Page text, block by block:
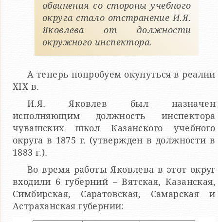
обвинения со стороны учебного
округа стало отстранение И.Я.
Яковлева от должности
окружного инспектора.
А теперь попробуем окунуться в реалии
XIX в.
И.Я. Яковлев был назначен
исполняющим должность инспектора
чувашских школ Казанского учебного
округа в 1875 г. (утвержден в должности в
1883 г.).
Во время работы Яковлева в этот округ
входили 6 губерний – Вятская, Казанская,
Симбирская, Саратовская, Самарская и
Астраханская губернии: